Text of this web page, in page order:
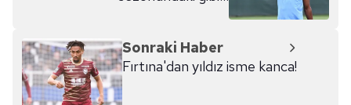
Sonraki Haber
Fırtına'dan yıldız isme kanca!